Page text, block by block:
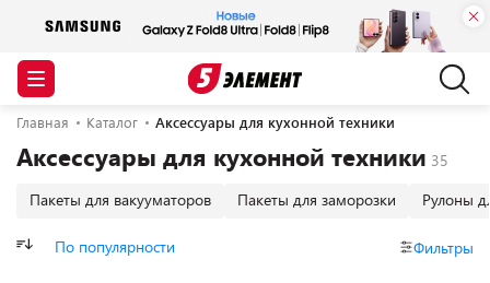
Главная Каталог Аксессуары для кухонной техники
Аксессуары для кухонной техники
Пакеты для вакууматоров Пакеты для заморозки Рулоны
По популярности Фильтры